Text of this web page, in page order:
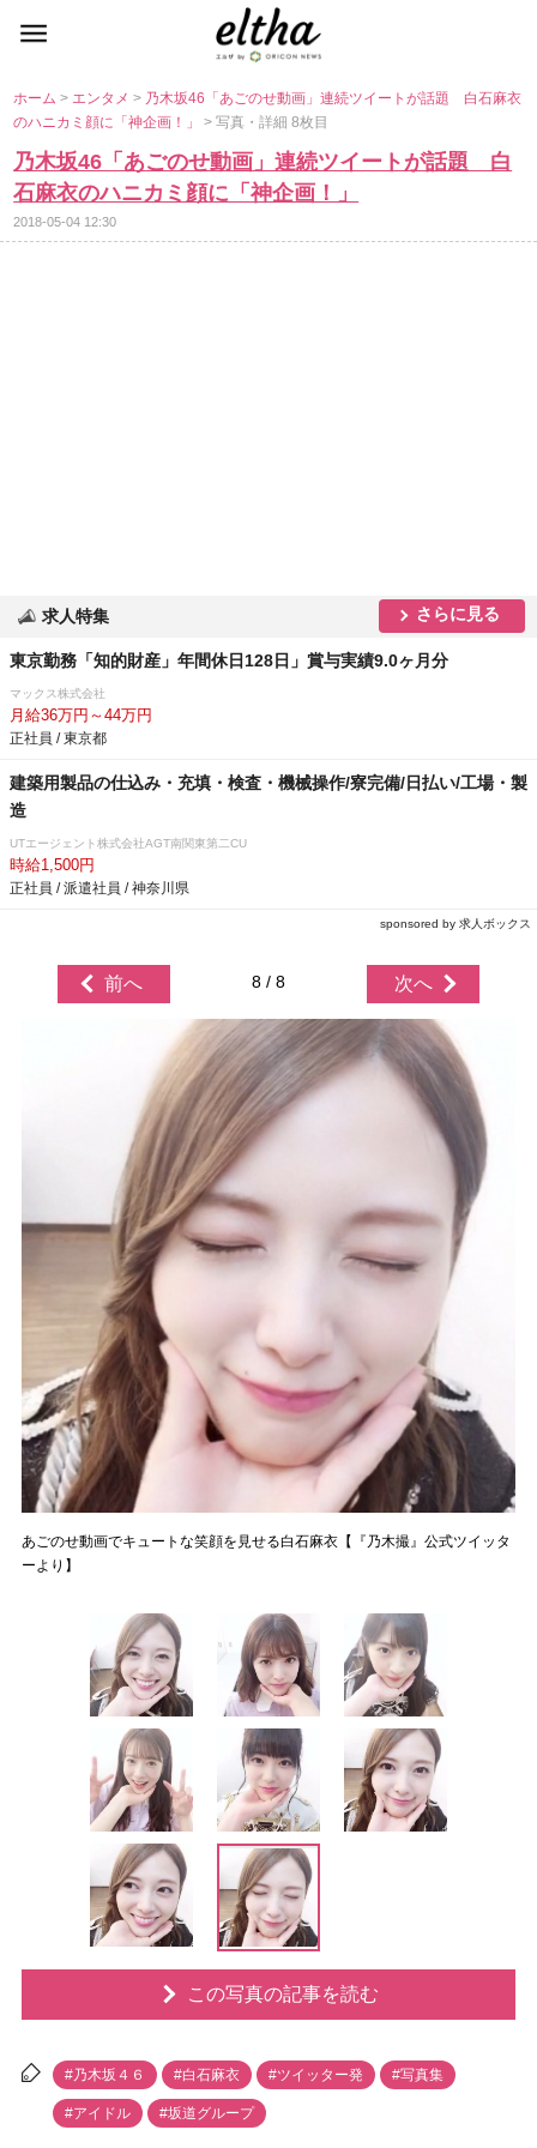
ホーム> エンタメ> 乃木坂46「あごのせ動画」連続ツイートが話題 白石麻衣
のハニカミ顔に「神企画！」> 写真・詳細 8枚目
乃木坂46「あごのせ動画」連続ツイートが話題 白
石麻衣のハニカミ顔に「神企画！」
2018-05-04 12:30
求人特集 さらに見る
東京勤務「知的財産」年間休日128日」賞与実績9.0ヶ月分
マックス株式会社
月給36万円～44万円
正社員 / 東京都
建築用製品の仕込み・充填・検査・機械操作/寮完備/日払い/工場・製
造
UTエージェント株式会社AGT南関東第二CU
時給1,500円
正社員 / 派遣社員 / 神奈川県
sponsored by 求人ボックス
前へ 8 / 8 次へ
あごのせ動画でキュートな笑顔を見せる白石麻衣【『乃木撮』公式ツイッタ
ーより】
この写真の記事を読む
#乃木坂４６ #白石麻衣 #ツイッター発 #写真集
#アイドル #坂道グループ